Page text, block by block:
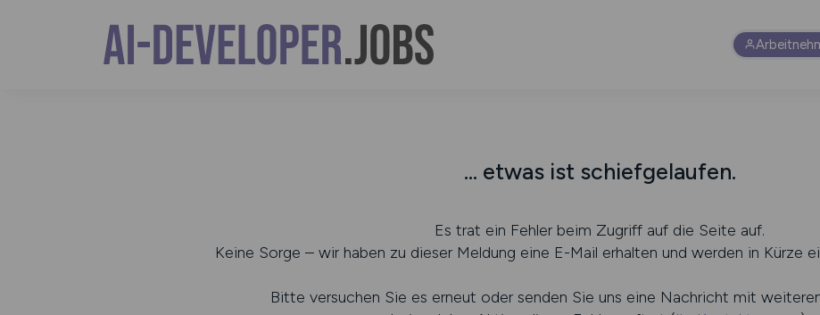
... etwas ist schiefgelaufen.
Es trat ein Fehler beim Zugriff auf die Seite auf.
Keine Sorge – wir haben zu dieser Meldung eine E-Mail erhalten und werden in Kürze
Bitte versuchen Sie es erneut oder senden Sie uns eine Nachricht mit